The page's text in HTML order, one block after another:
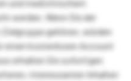
und medizinischem
werden. Wenn Sie der
gehören, würden
einen kostenlosen Account
erhalten Sie sofortigen
interessanten Inhalten